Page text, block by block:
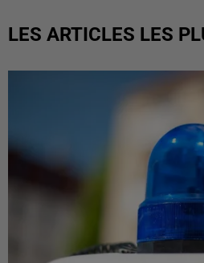
LES ARTICLES LES